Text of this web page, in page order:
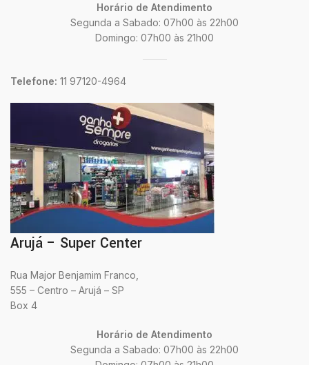
Horário de Atendimento
Segunda a Sabado: 07h00 às 22h00
Domingo: 07h00 às 21h00
Telefone: 11 97120-4964
Arujá – Super Center
Rua Major Benjamim Franco,
555 – Centro – Arujá – SP
Box 4
Horário de Atendimento
Segunda a Sabado: 07h00 às 22h00